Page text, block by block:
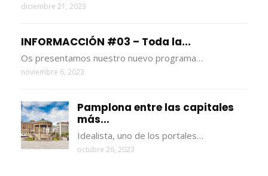
diciembre 21, 2023
INFORMACCIÓN #03 – Toda la...
Os presentamos nuestro nuevo programa…
noviembre 6, 2023
Pamplona entre las capitales
más...
Idealista, uno de los portales…
octubre 26, 2023